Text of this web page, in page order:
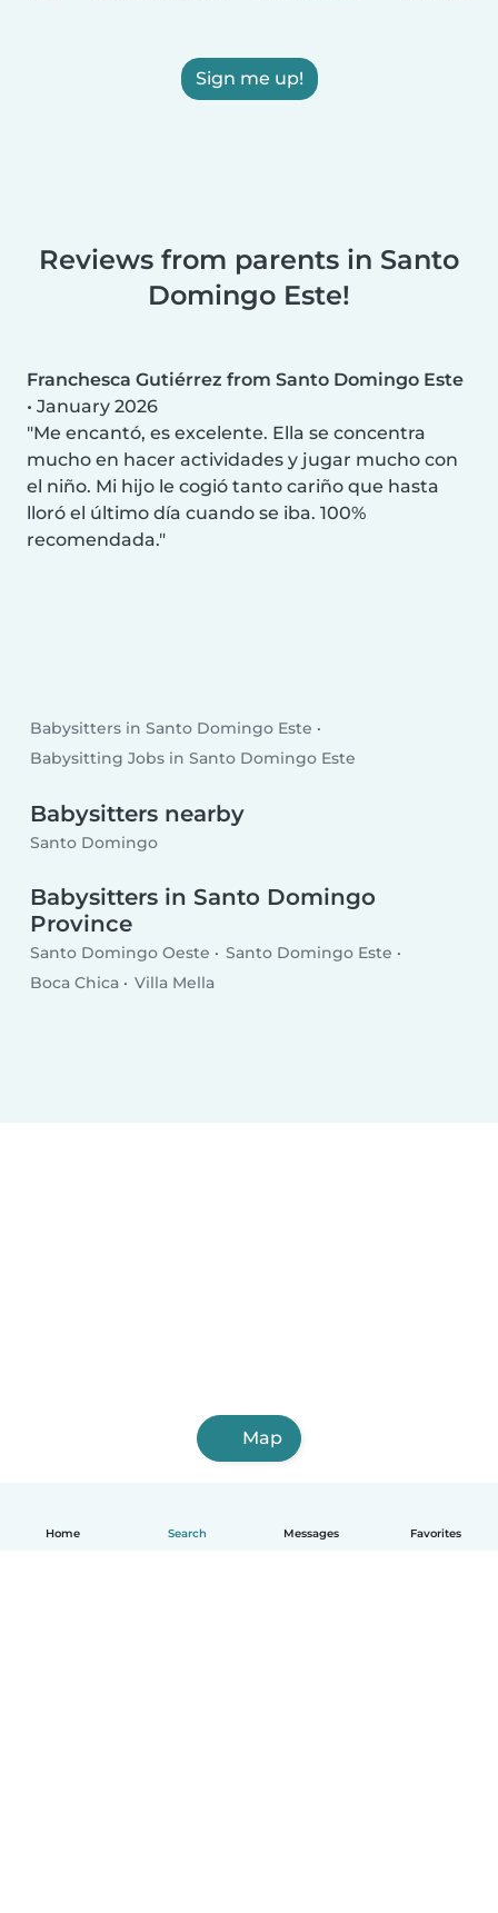
Home Search Messages Favorites
Sign me up!
Reviews from parents in Santo
Domingo Este!
Franchesca Gutiérrez from Santo Domingo Este
• January 2026
Me encantó, es excelente. Ella se concentra
mucho en hacer actividades y jugar mucho con
el niño. Mi hijo le cogió tanto cariño que hasta
lloró el último día cuando se iba. 100%
recomendada.
Babysitters in Santo Domingo Este
Babysitting Jobs in Santo Domingo Este
Babysitters nearby
Santo Domingo
Babysitters in Santo Domingo
Province
Santo Domingo Oeste
Santo Domingo Este
Boca Chica
Villa Mella
Map